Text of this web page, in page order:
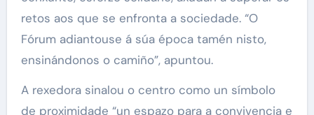
retos aos que se enfronta a sociedade. “O
Fórum adiantouse á súa época tamén nisto,
ensinándonos o camiño”, apuntou.
A rexedora sinalou o centro como un símbolo
de proximidade “un espazo para a convivencia e